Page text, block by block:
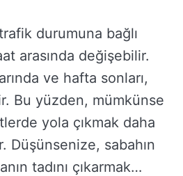
durumuna bağlı
arasında değişebilir.
ve hafta sonları,
Bu yüzden, mümkünse
yola çıkmak daha
Düşünsenize, sabahın
tadını çıkarmak…